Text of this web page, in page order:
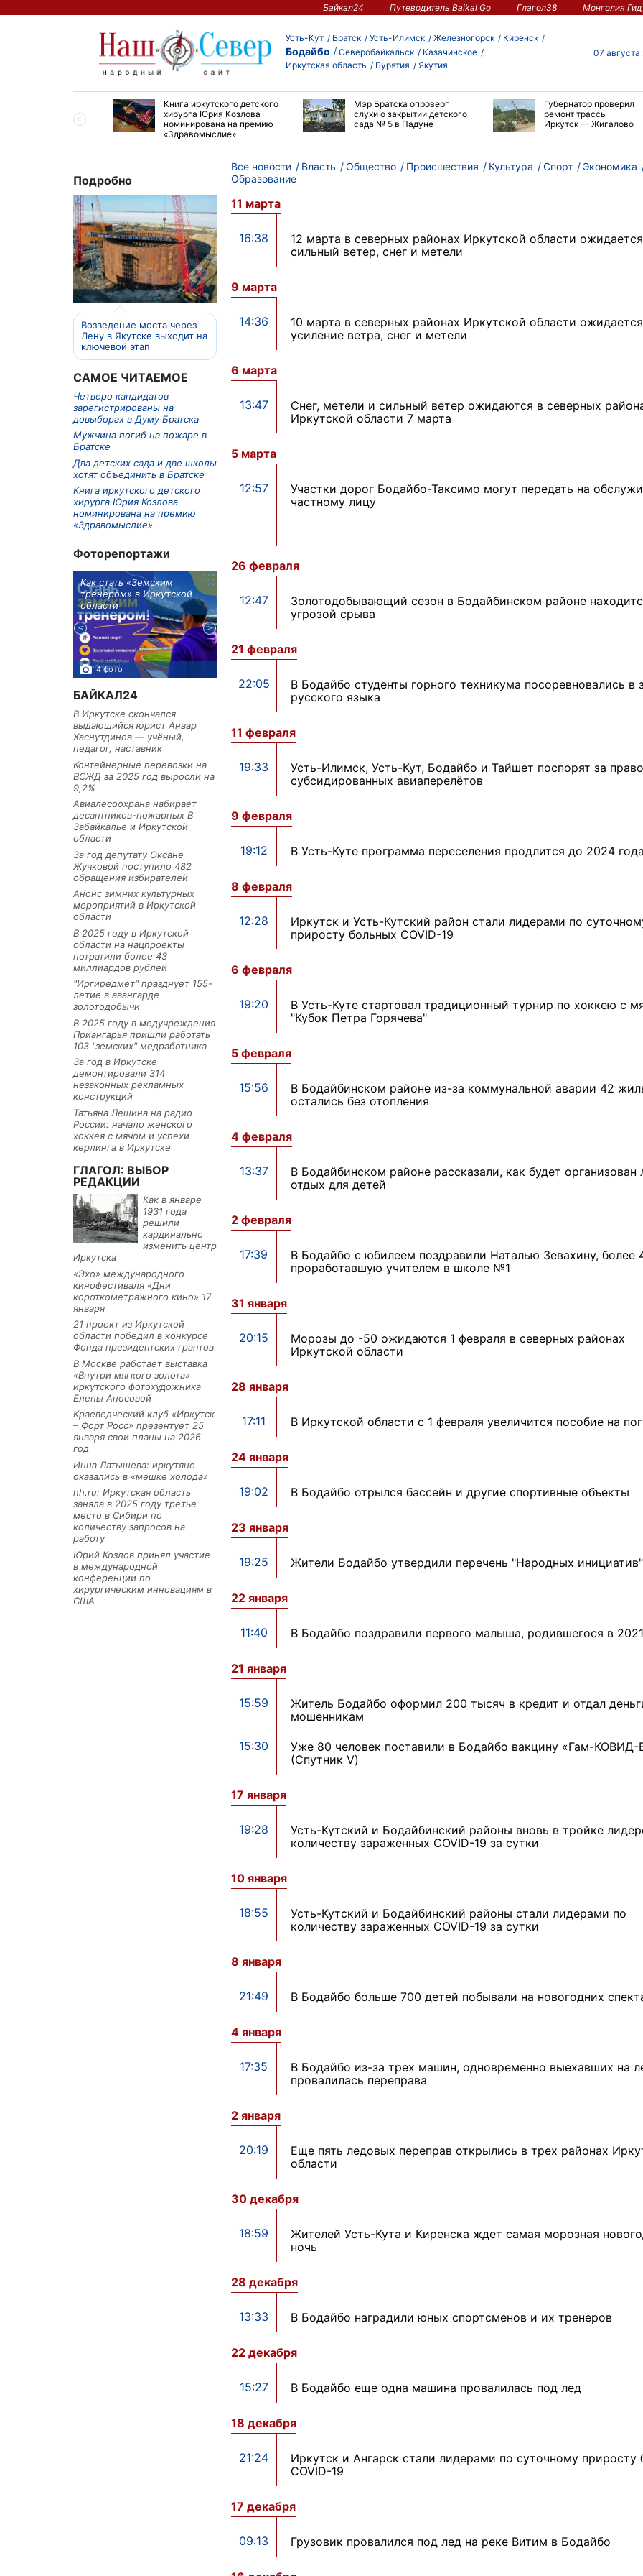
Байкал24 Путеводитель Baikal Go Глагол38 Монголия Гид
Усть-Кут Братск Усть-Илимск Железногорск Киренск
Бодайбо Северобайкальск
Казачинское
Иркутская область
Бурятия Якутия
07 августа
большой эстафеты
Книга иркутского детского
хирурга Юрия Козлова
номинирована на премию
«Здравомыслие»
Мэр Братска опроверг
слухи о закрытии детского
сада № 5 в Падуне
Губернатор проверил
ремонт трассы
Иркутск — Жигалово
Подробно
Возведение моста через
Лену в Якутске выходит на
ключевой этап
САМОЕ ЧИТАЕМОЕ
Четверо кандидатов
зарегистрированы на
довыборах в Думу Братска
Мужчина погиб на пожаре в
Братске
Два детских сада и две школы
хотят объединить в Братске
Книга иркутского детского
хирурга Юрия Козлова
номинирована на премию
«Здравомыслие»
Фоторепортажи
Как стать «Земским
тренером» в Иркутской
области
4 фото
пропали в Киренском
районе
машиностроительное
предприятие из Иркутской
области
БАЙКАЛ24
В Иркутске скончался
выдающийся юрист Анвар
Хаснутдинов — учёный,
педагог, наставник
Контейнерные перевозки на
ВСЖД за 2025 год выросли на
9,2%
Авиалесоохрана набирает
десантников-пожарных В
Забайкалье и Иркутской
области
За год депутату Оксане
Жучковой поступило 482
обращения избирателей
Анонс зимних культурных
мероприятий в Иркутской
области
В 2025 году в Иркутской
области на нацпроекты
потратили более 43
миллиардов рублей
"Иргиредмет" празднует 155-
летие в авангарде
золотодобычи
В 2025 году в медучреждения
Приангарья пришли работать
103 "земских" медработника
За год в Иркутске
демонтировали 314
незаконных рекламных
конструкций
Татьяна Лешина на радио
России: начало женского
хоккея с мячом и успехи
керлинга в Иркутске
ГЛАГОЛ: ВЫБОР
РЕДАКЦИИ
Как в январе
1931 года
решили
кардинально
изменить центр
Иркутска
«Эхо» международного
кинофестиваля «Дни
короткометражного кино» 17
января
21 проект из Иркутской
области победил в конкурсе
Фонда президентских грантов
В Москве работает выставка
«Внутри мягкого золота»
иркутского фотохудожника
Елены Аносовой
Краеведческий клуб «Иркутск
– Форт Росс» презентует 25
января свои планы на 2026
год
Инна Латышева: иркутяне
оказались в «мешке холода»
hh.ru: Иркутская область
заняла в 2025 году третье
место в Сибири по
количеству запросов на
работу
Юрий Козлов принял участие
в международной
конференции по
хирургическим инновациям в
США
Все новости Власть Общество Происшествия Культура Спорт
Экономика
Образование
11 марта
16:38
12 марта в северных районах Иркутской области ожидается
сильный ветер, снег и метели
9 марта
14:36
10 марта в северных районах Иркутской области ожидается
усиление ветра, снег и метели
6 марта
13:47
Снег, метели и сильный ветер ожидаются в северных
Иркутской области 7 марта
5 марта
12:57
Участки дорог Бодайбо-Таксимо могут передать на
частному лицу
26 февраля
12:47
Золотодобывающий сезон в Бодайбинском районе
угрозой срыва
21 февраля
22:05
В Бодайбо студенты горного техникума посоревновались в
русского языка
11 февраля
19:33
Усть-Илимск, Усть-Кут, Бодайбо и Тайшет поспорят за право
субсидированных авиаперелётов
9 февраля
19:12 В Усть-Куте программа переселения продлится до 2024 года
8 февраля
12:28
Иркутск и Усть-Кутский район стали лидерами по
приросту больных COVID-19
6 февраля
19:20
В Усть-Куте стартовал традиционный турнир по хоккею с
"Кубок Петра Горячева"
5 февраля
15:56
В Бодайбинском районе из-за коммунальной аварии 42
остались без отопления
4 февраля
13:37
В Бодайбинском районе рассказали, как будет организован
отдых для детей
2 февраля
17:39
В Бодайбо с юбилеем поздравили Наталью Зевахину, более
проработавшую учителем в школе №1
31 января
20:15
Морозы до -50 ожидаются 1 февраля в северных районах
Иркутской области
28 января
17:11 В Иркутской области с 1 февраля увеличится пособие на
24 января
19:02 В Бодайбо отрылся бассейн и другие спортивные объекты
23 января
19:25 Жители Бодайбо утвердили перечень "Народных инициатив"
22 января
11:40 В Бодайбо поздравили первого малыша, родившегося в
21 января
15:59
Житель Бодайбо оформил 200 тысяч в кредит и отдал
мошенникам
15:30
Уже 80 человек поставили в Бодайбо вакцину «Гам-КОВИД-
(Спутник V)
17 января
19:28
Усть-Кутский и Бодайбинский районы вновь в тройке
количеству зараженных COVID-19 за сутки
10 января
18:55
Усть-Кутский и Бодайбинский районы стали лидерами по
количеству зараженных COVID-19 за сутки
8 января
21:49 В Бодайбо больше 700 детей побывали на новогодних
4 января
17:35
В Бодайбо из-за трех машин, одновременно выехавших на
провалилась переправа
2 января
20:19
Еще пять ледовых переправ открылись в трех районах
области
30 декабря
18:59
Жителей Усть-Кута и Киренска ждет самая морозная
ночь
28 декабря
13:33 В Бодайбо наградили юных спортсменов и их тренеров
22 декабря
15:27 В Бодайбо еще одна машина провалилась под лед
18 декабря
21:24
Иркутск и Ангарск стали лидерами по суточному приросту
COVID-19
17 декабря
09:13 Грузовик провалился под лед на реке Витим в Бодайбо